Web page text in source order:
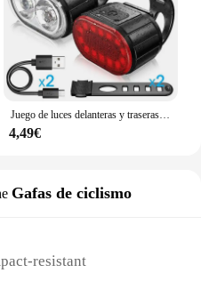
Juego de luces delanteras y traseras para bicicleta de montaña, linterna LED con carga USB, resistente al agua
4,49€
Gafas de ciclismo
resistant